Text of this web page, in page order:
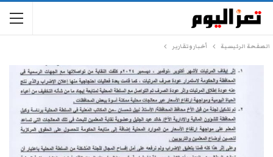
الصفحة الرئيسية أخبار وتقارير